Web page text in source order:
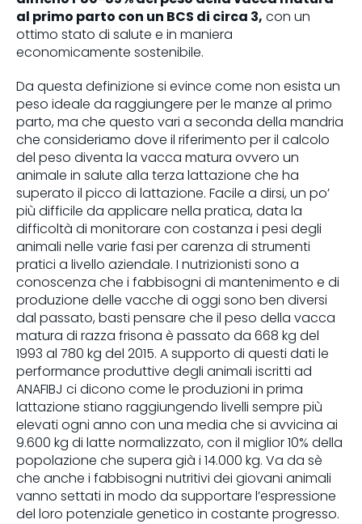
al primo parto con un BCS di circa 3, con un
ottimo stato di salute e in maniera
economicamente sostenibile.
Da questa definizione si evince come non esista un
peso ideale da raggiungere per le manze al primo
parto, ma che questo vari a seconda della mandria
che consideriamo dove il riferimento per il calcolo
del peso diventa la vacca matura ovvero un
animale in salute alla terza lattazione che ha
superato il picco di lattazione. Facile a dirsi, un po’
più difficile da applicare nella pratica, data la
difficoltà di monitorare con costanza i pesi degli
animali nelle varie fasi per carenza di strumenti
pratici a livello aziendale. I nutrizionisti sono a
conoscenza che i fabbisogni di mantenimento e di
produzione delle vacche di oggi sono ben diversi
dal passato, basti pensare che il peso della vacca
matura di razza frisona è passato da 668 kg del
1993 al 780 kg del 2015. A supporto di questi dati le
performance produttive degli animali iscritti ad
ANAFIBJ ci dicono come le produzioni in prima
lattazione stiano raggiungendo livelli sempre più
elevati ogni anno con una media che si avvicina ai
9.600 kg di latte normalizzato, con il miglior 10% della
popolazione che supera già i 14.000 kg. Va da sè
che anche i fabbisogni nutritivi dei giovani animali
vanno settati in modo da supportare l’espressione
del loro potenziale genetico in costante progresso.